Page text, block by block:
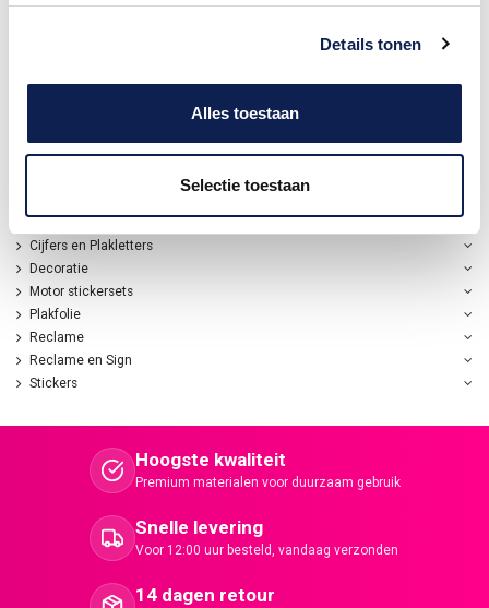
Details tonen
Alles toestaan
Selectie toestaan
uitgesneden. Deze arcade
Cijfers en Plakletters
Decoratie
Motor stickersets
Plakfolie
Reclame
Reclame en Sign
Stickers
Hoogste kwaliteit
Premium materialen voor duurzaam gebruik
Snelle levering
Voor 12:00 uur besteld, vandaag verzonden
14 dagen retour